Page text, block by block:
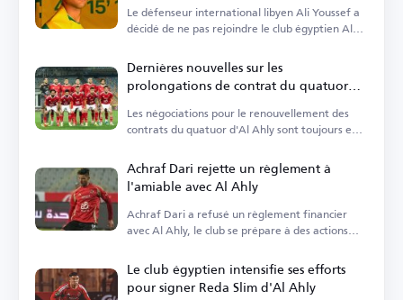
Le défenseur international libyen Ali Youssef a
décidé de ne pas rejoindre le club égyptien Al
Dernières nouvelles sur les
prolongations de contrat du quatuor
d'Al Ahly
Les négociations pour le renouvellement des
contrats du quatuor d'Al Ahly sont toujours en
Achraf Dari rejette un règlement à
l'amiable avec Al Ahly
Achraf Dari a refusé un règlement financier
avec Al Ahly, le club se prépare à des actions
Le club égyptien intensifie ses efforts
pour signer Reda Slim d'Al Ahly